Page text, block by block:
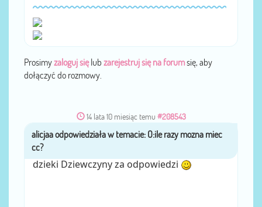
Prosimyzaloguj sięlub zarejestruj się na forumsię, aby
dołączyć do rozmowy.
14 lata 10 miesiąc temu #208543
przezalicjaa
dzieki Dziewczyny za odpowiedzi